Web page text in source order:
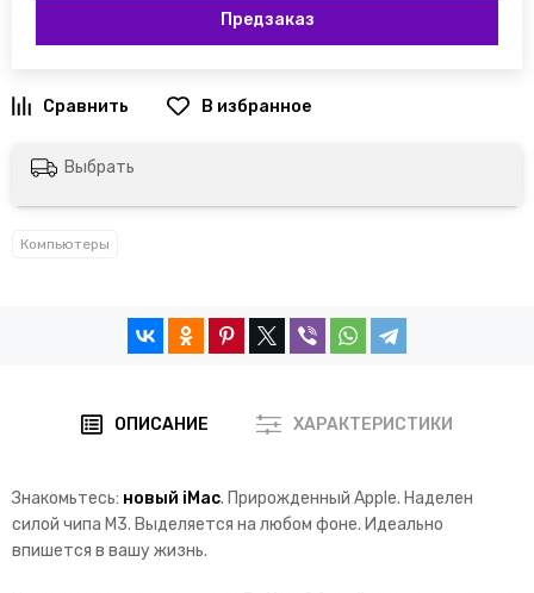
Предзаказ
Выбрать
Компьютеры
ОПИСАНИЕ ХАРАКТЕРИСТИКИ
Знакомьтесь: новый iMac. Прирожденный Apple. Наделен
силой чипа M3. Выделяется на любом фоне. Идеально
впишется в вашу жизнь.